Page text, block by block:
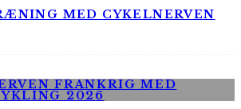
MED CYKELNERVEN